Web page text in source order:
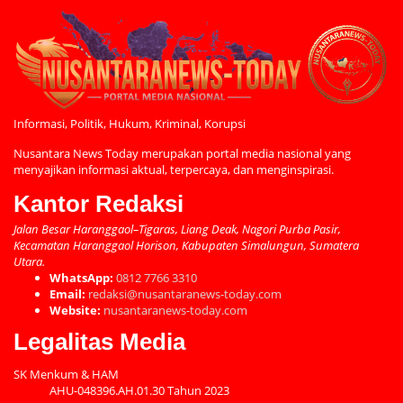
Informasi, Politik, Hukum, Kriminal, Korupsi
Nusantara News Today merupakan portal media nasional yang
menyajikan informasi aktual, terpercaya, dan menginspirasi.
Kantor Redaksi
Jalan Besar Haranggaol–Tigaras, Liang Deak, Nagori Purba Pasir,
Kecamatan Haranggaol Horison, Kabupaten Simalungun, Sumatera
Utara.
WhatsApp: 0812 7766 3310
Email: redaksi@nusantaranews-today.com
Website: nusantaranews-today.com
Legalitas Media
SK Menkum & HAM
AHU-048396.AH.01.30 Tahun 2023